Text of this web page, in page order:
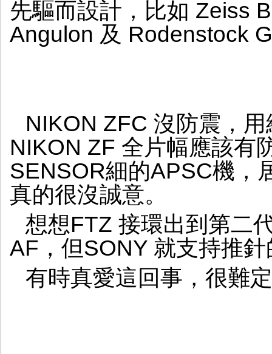
先驅而設計，比如 Zeiss
Angulon 及 Rodenstock
NIKON ZFC 沒防震，
NIKON ZF 全片幅應該有
SENSOR細的APSC機，
真的很沒誠意。
想想FTZ 接環出到第二
AF，但SONY 就支持推
有時真愛這回事，很難